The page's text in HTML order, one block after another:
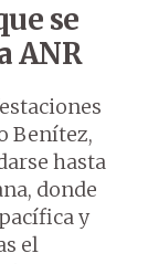
se
ANR
Benítez,
hasta
donde
y
el